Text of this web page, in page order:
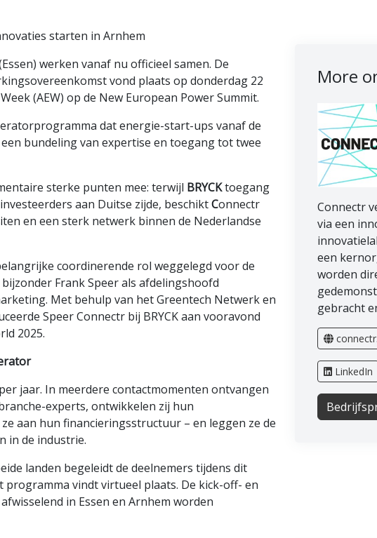
starten in Arnhem
werken vanaf nu officieel samen. De
vond plaats op donderdag 22
(AEW) op de New European Power Summit.
dat energie-start-ups vanaf de
bundeling van expertise en toegang tot twee
sterke punten mee: terwijl BRYCKtoegang
aan Duitse zijde, beschiktConnectr
en een sterk netwerk binnen de Nederlandse
coordinerende rol weggelegd voor de
Frank Speer als afdelingshoofd
Met behulp van het Greentech Netwerk en
Speer Connectr bij BRYCK aan vooravond
2025.
jaar. In meerdere contactmomenten ontvangen
experts, ontwikkelen zij hun
aan hun financieringsstructuur – en leggen ze de
in de industrie.
landen begeleidt de deelnemers tijdens dit
programma vindt virtueel plaats. De kick-off- en
in Essen en Arnhem worden
More
Connectr
via een
een
worden
gebracht
LinkedIn